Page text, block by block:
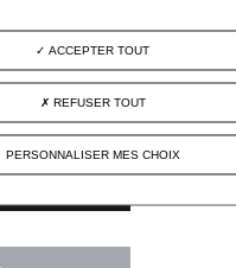
ACCEPTER TOUT
REFUSER TOUT
PERSONNALISER MES CHOIX